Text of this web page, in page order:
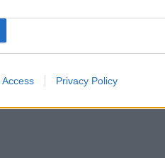
Access Privacy Policy
κόσμο. Και αν
να το διαχειριστούμε